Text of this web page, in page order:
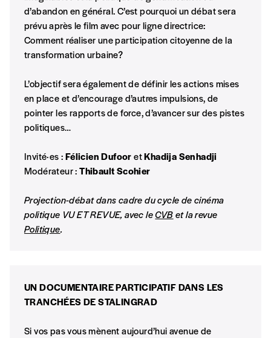
d’abandon en général. C’est pourquoi un débat sera
prévu après le film avec pour ligne directrice:
Comment réaliser une participation citoyenne de la
transformation urbaine?
L’objectif sera également de définir les actions mises
en place et d’encourage d’autres impulsions, de
pointer les rapports de force, d’avancer sur des pistes
politiques…
Invité·es :Félicien DufooretKhadija Senhadji
Modérateur :Thibault Scohier
Projection-débat dans cadre du cycle de cinéma
politique VU ET REVUE, avec leCVBet la revue
Politique.
UN DOCUMENTAIRE PARTICIPATIF DANS LES
TRANCHÉES DE STALINGRAD
Si vos pas vous mènent aujourd’hui avenue de